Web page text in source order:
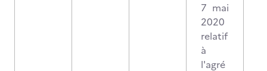
7 mai
2020
relatif
à
l'agré